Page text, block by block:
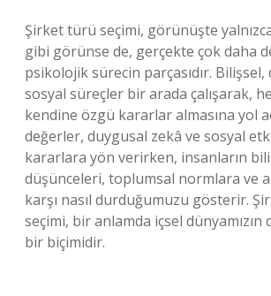
Şirket türü seçimi, görünüşte
gibi görünse de, gerçekte çok daha
psikolojik sürecin parçasıdır. Bilişsel,
sosyal süreçler bir arada çalışarak,
kendine özgü kararlar almasına yol
değerler, duygusal zekâ ve sosyal
kararlara yön verirken, insanların
düşünceleri, toplumsal normlara ve
karşı nasıl durduğumuzu gösterir.
seçimi, bir anlamda içsel dünyamızın
bir biçimidir.